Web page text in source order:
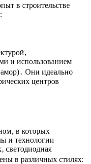
в строительстве
и использованием
Они идеально
центров
в которых
и технологии
светодиодная
в различных стилях: